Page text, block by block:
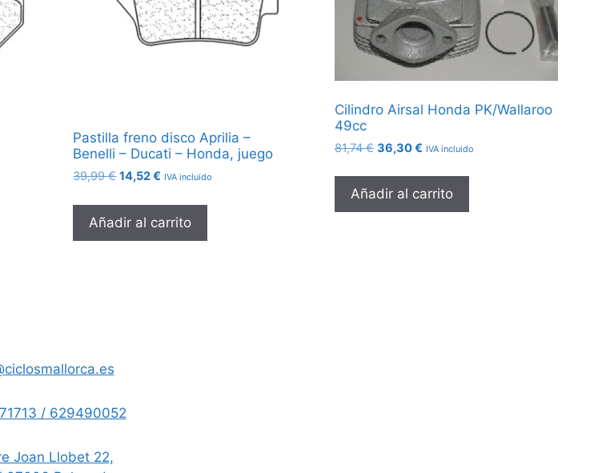
Pastilla freno disco Aprilia –
Benelli – Ducati – Honda, juego
39,99€El
original
era:
39,99 €.
14,52€ El
actual
es:
14,52 €.
IVA incluido
Añadir al carrito
Cilindro Airsal Honda PK/Wallaroo
49cc
81,74€ El
original
era:
81,74 €.
36,30€ El
actual
es:
36,30 €.
IVA incluido
Añadir al carrito
/ 629490052
Joan Llobet 22,